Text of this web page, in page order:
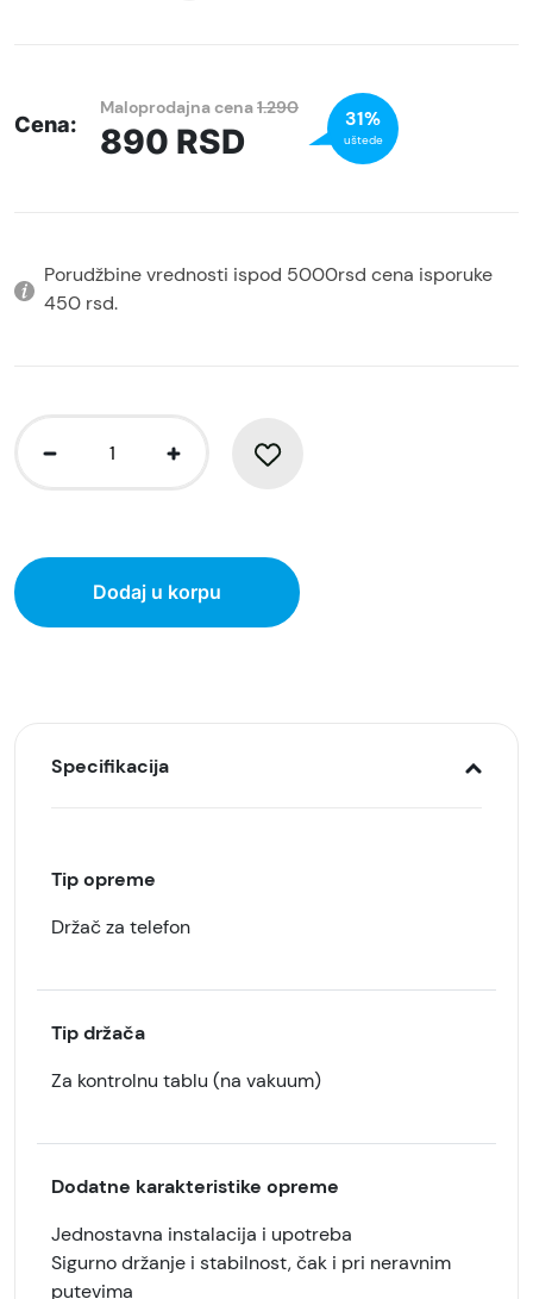
Cena:
Maloprodajna cena1.290
890 RSD
31%
uštede
Porudžbine vrednosti ispod 5000rsd cena isporuke
450 rsd.
Dodaj u korpu
Specifikacija
Tip opreme
Držač za telefon
Tip držača
Za kontrolnu tablu (na vakuum)
Dodatne karakteristike opreme
Jednostavna instalacija i upotreba
Sigurno držanje i stabilnost, čak i pri neravnim
putevima